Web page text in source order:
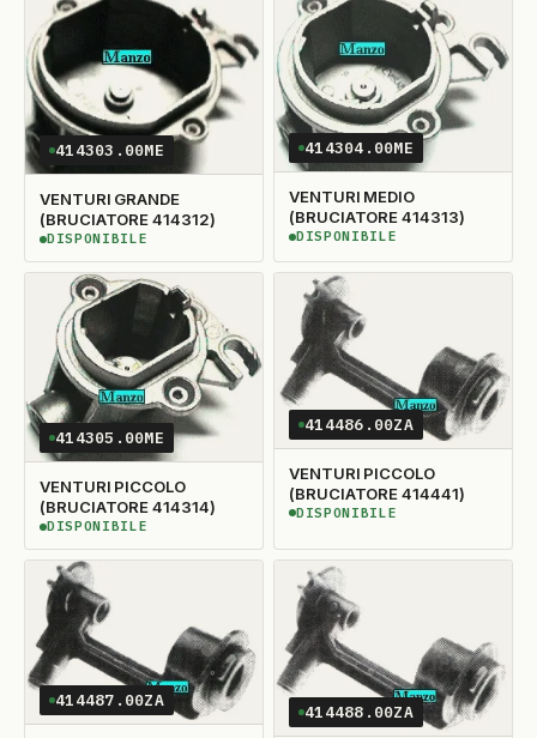
414303.00ME
VENTURI GRANDE
(BRUCIATORE 414312)
DISPONIBILE
DISPONIBILE
414304.00ME
VENTURI MEDIO
(BRUCIATORE 414313)
DISPONIBILE
DISPONIBILE
414305.00ME
VENTURI PICCOLO
(BRUCIATORE 414314)
DISPONIBILE
DISPONIBILE
414486.00ZA
VENTURI PICCOLO
(BRUCIATORE 414441)
DISPONIBILE
DISPONIBILE
414487.00ZA
414488.00ZA